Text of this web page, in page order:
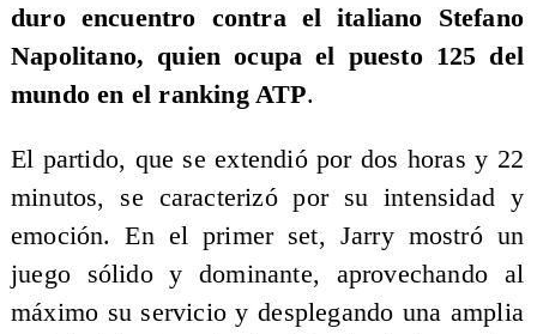
duro encuentro contra el italiano Stefano
Napolitano, quien ocupa el puesto 125 del
mundo en el ranking ATP.
El partido, que se extendió por dos horas y 22
minutos, se caracterizó por su intensidad y
emoción. En el primer set, Jarry mostró un
juego sólido y dominante, aprovechando al
máximo su servicio y desplegando una amplia